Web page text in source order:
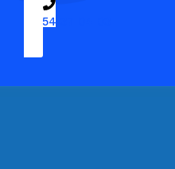
09 54 37 04 03